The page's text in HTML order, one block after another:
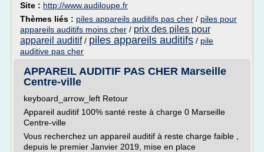
Site : http://www.audiloupe.fr
Thèmes liés : piles appareils auditifs pas cher / piles pour
appareils auditifs moins cher / prix des piles pour
appareil auditif/ piles appareils auditifs / pile
auditive pas cher
APPAREIL AUDITIF PAS CHER Marseille
Centre-ville
keyboard_arrow_left Retour
Appareil auditif 100% santé reste à charge 0 Marseille
Centre-ville
Vous recherchez un appareil auditif à reste charge faible ,
depuis le premier Janvier 2019, mise en place